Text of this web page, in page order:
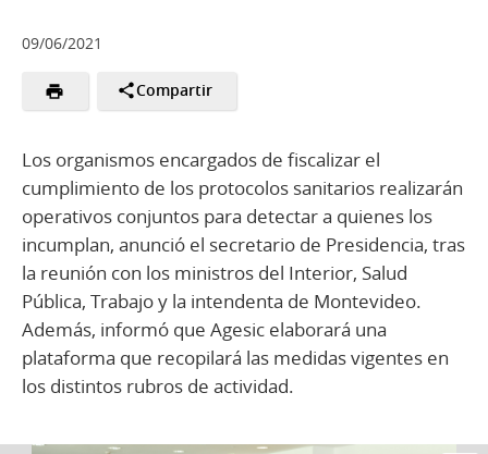
09/06/2021
Compartir
Los organismos encargados de fiscalizar el
cumplimiento de los protocolos sanitarios realizarán
operativos conjuntos para detectar a quienes los
incumplan, anunció el secretario de Presidencia, tras
la reunión con los ministros del Interior, Salud
Pública, Trabajo y la intendenta de Montevideo.
Además, informó que Agesic elaborará una
plataforma que recopilará las medidas vigentes en
los distintos rubros de actividad.